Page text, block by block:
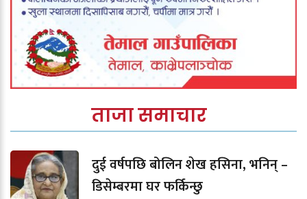
ताजा समाचार
दुई वर्षपछि बोलिन शेख हसिना, भनिन् –
डिसेम्बरमा घर फर्किन्छु